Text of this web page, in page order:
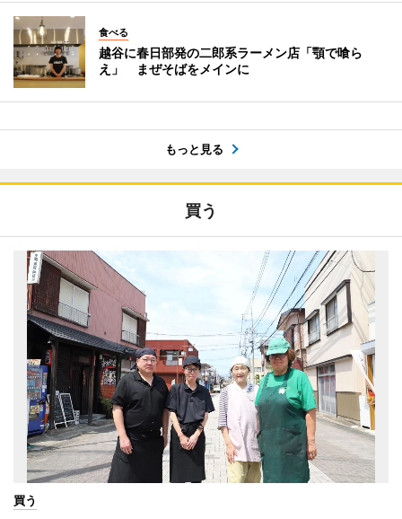
食べる
越谷に春日部発の二郎系ラーメン店「顎で喰ら
え」 まぜそばをメインに
もっと見る
買う
買う